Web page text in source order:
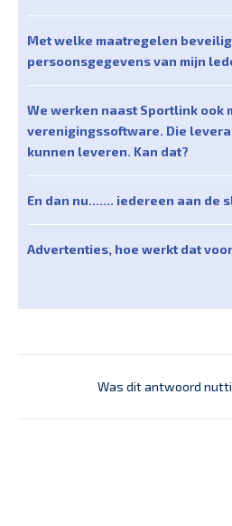
Met welke maatregelen
persoonsgegevens van mijn
We werken naast Sportlink ook
verenigingssoftware. Die
kunnen leveren. Kan dat?
En dan nu....... iedereen aan de
Advertenties, hoe werkt dat
Was dit antwoord